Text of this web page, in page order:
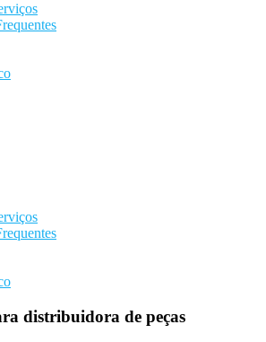
distribuidora de peças